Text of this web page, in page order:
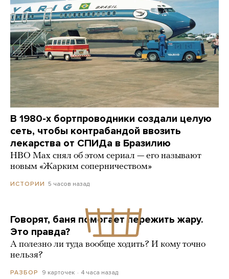
В 1980-х бортпроводники создали целую
сеть, чтобы контрабандой ввозить
лекарства от СПИДа в Бразилию
HBO Max снял об этом сериал — его называют
новым «Жарким соперничеством»
ИСТОРИИ 5 часов назад
Говорят, баня помогает пережить жару.
Это правда?
А полезно ли туда вообще ходить? И кому точно
нельзя?
РАЗБОР 9 карточек 4 часа назад